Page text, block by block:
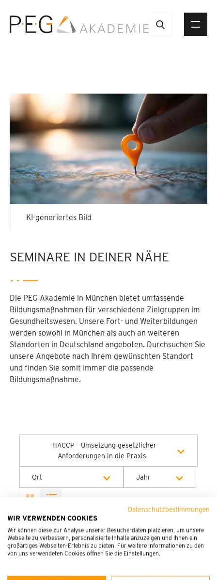
Datenschutzbestimmungen
WIR VERWENDEN COOKIES
Wir können diese zur Analyse unserer Besucherdaten platzieren, um unsere
Webseite zu verbessern, personalisierte Inhalte anzuzeigen und Ihnen ein
großartiges Webseiten-Erlebnis zu bieten. Für weitere Informationen zu den
von uns verwendeten Cookies öffnen Sie die Einstellungen.
SEMINARE IN DEINER NÄHE
Die PEG Akademie in München bietet umfassende
Bildungsmaßnahmen für verschiedene Zielgruppen im
Gesundheitswesen. Unsere Fort- und Weiterbildungen
werden sowohl in München als auch an weiteren
Standorten in Deutschland angeboten. Durchsuchen Sie
unsere Angebote nach Ihrem gewünschten Standort
und finden Sie somit immer die passende
Bildungsmaßnahme.
KI-generiertes Bild
HACCP - Umsetzung gesetzlicher
Anforderungen in die Praxis
Alle Kategorien
Ort
Alle Orte
Onlineseminar
Jahr
HACCP – Umsetzung gesetzlicher